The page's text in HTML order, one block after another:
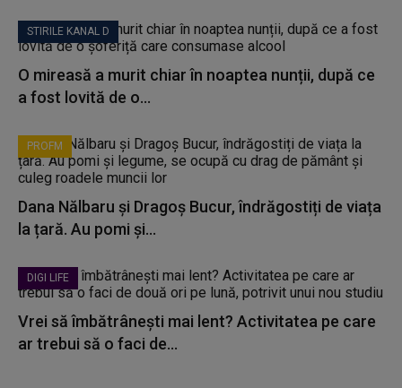
STIRILE KANAL D
O mireasă a murit chiar în noaptea nunții, după ce
a fost lovită de o...
PROFM
Dana Nălbaru și Dragoș Bucur, îndrăgostiți de viața
la țară. Au pomi și...
DIGI LIFE
Vrei să îmbătrânești mai lent? Activitatea pe care
ar trebui să o faci de...